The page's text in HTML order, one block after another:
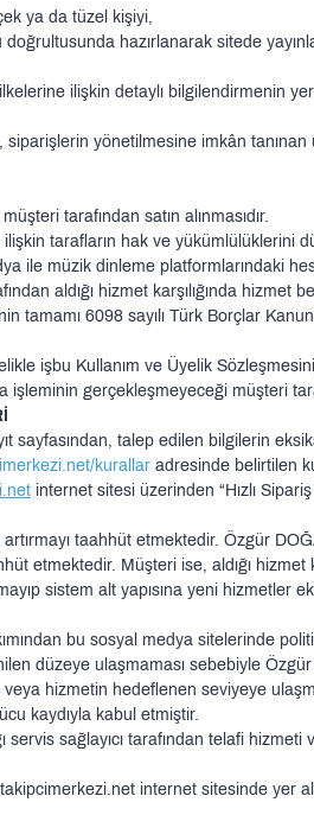
ya da tüzel kişiyi,
doğrultusunda hazırlanarak sitede
ilişkin detaylı bilgilendirmenin yer
yönetilmesine imkân tanınan
tarafından satın alınmasıdır.
tarafların hak ve yükümlülüklerini
ile müzik dinleme platformlarındaki
aldığı hizmet karşılığında hizmet
tamamı 6098 sayılı Türk Borçlar
işbu Kullanım ve Üyelik
işleminin gerçekleşmeyeceği müşteri
sayfasından, talep edilen bilgilerin
kurallar adresinde belirtilen
internet sitesi üzerinden “Hızlı
taahhüt etmektedir. Özgür
etmektedir. Müşteri ise, aldığı
sistem alt yapısına yeni hizmetler
bu sosyal medya sitelerinde
düzeye ulaşmaması sebebiyle
hizmetin hedeflenen seviyeye
kaydıyla kabul etmiştir.
servis sağlayıcı tarafından telafi
takipcimerkezi.net internet sitesinde